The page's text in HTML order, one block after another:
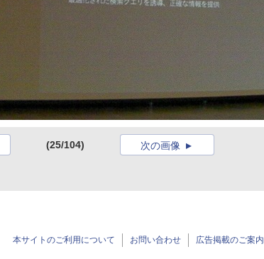
(25/104) 次の画像
本サイトのご利用について お問い合わせ 広告掲載のご案内